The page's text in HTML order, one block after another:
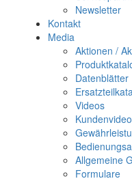
Newsletter
Kontakt
Media
Aktionen /
Datenblätter
Videos
Allgemeine
Formulare